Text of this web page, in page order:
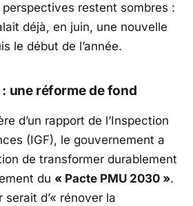
restent sombres :
déjà, en juin, une nouvelle
le début de l’année.
une réforme de fond
d’un rapport de l’Inspection
(IGF), le gouvernement a
de transformer durablement
du « Pacte PMU 2030 ».
d’« rénover la